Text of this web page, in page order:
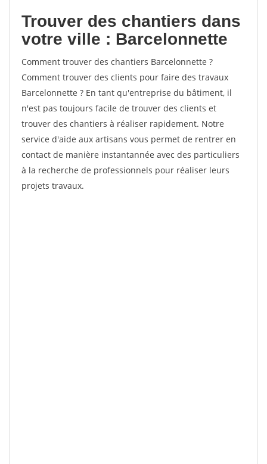
Trouver des chantiers dans
votre ville : Barcelonnette
Comment trouver des chantiers Barcelonnette ?
Comment trouver des clients pour faire des travaux
Barcelonnette ? En tant qu'entreprise du bâtiment, il
n'est pas toujours facile de trouver des clients et
trouver des chantiers à réaliser rapidement. Notre
service d'aide aux artisans vous permet de rentrer en
contact de manière instantannée avec des particuliers
à la recherche de professionnels pour réaliser leurs
projets travaux.